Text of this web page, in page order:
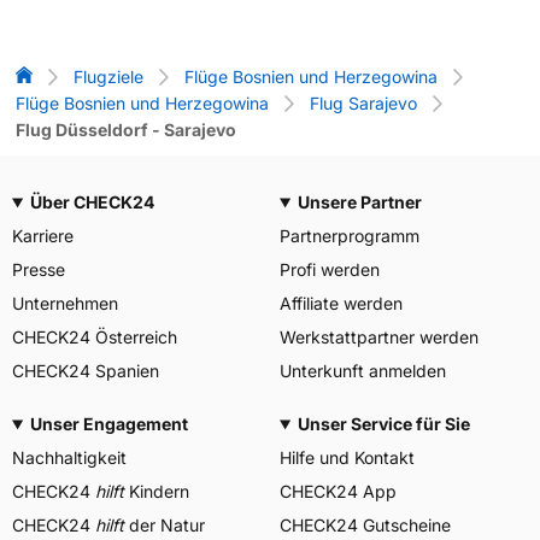
Flug-Vergleich
Flugziele
Flüge Bosnien und Herzegowina
Flüge Bosnien und Herzegowina
Flug Sarajevo
Flug Düsseldorf - Sarajevo
Über CHECK24
Karriere
Presse
Unternehmen
CHECK24 Österreich
CHECK24 Spanien
Unsere Partner
Partnerprogramm
Profi werden
Affiliate werden
Werkstattpartner werden
Unterkunft anmelden
Unser Engagement
Nachhaltigkeit
CHECK24 hilftKindern
CHECK24 hilftder Natur
Unser Service für Sie
Hilfe und Kontakt
CHECK24 App
CHECK24 Gutscheine